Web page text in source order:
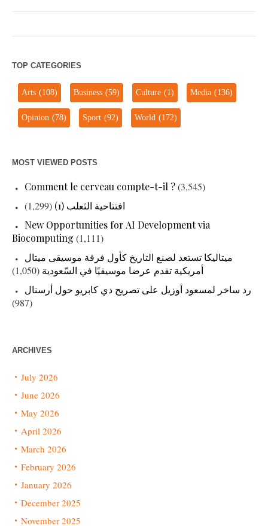
TOP CATEGORIES
Arts(108) Business(59) Culture(1) Media(136)
Opinion(78) Sport(92) World(172)
MOST VIEWED POSTS
Comment le cerveau compte-t-il ?(3,545)
افتتاحية الثعلب (1)
(1,299)
New Opportunities for AI Development via
Biocomputing (1,111)
ميتاليكا تستعد لصنع التاريخ كأول فرقة موسيقى ميتال
أمريكية تقدم عرضا موسيقيًا في السّعودية (1,050)
رد ساخر لمسعود أوزيل على تصريح دي كابريو حول أرسنال
(987)
ARCHIVES
July 2026
June 2026
May 2026
April 2026
March 2026
February 2026
January 2026
December 2025
November 2025